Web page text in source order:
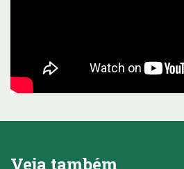
Veja também